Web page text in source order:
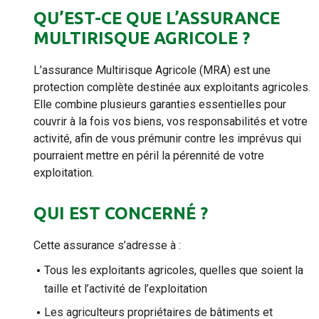
QU’EST-CE QUE L’ASSURANCE
MULTIRISQUE AGRICOLE ?
L’assurance Multirisque Agricole (MRA) est une
protection complète destinée aux exploitants agricoles.
Elle combine plusieurs garanties essentielles pour
couvrir à la fois vos biens, vos responsabilités et votre
activité, afin de vous prémunir contre les imprévus qui
pourraient mettre en péril la pérennité de votre
exploitation.
QUI EST CONCERNÉ ?
Cette assurance s’adresse à :
Tous les exploitants agricoles, quelles que soient la
taille et l’activité de l’exploitation
Les agriculteurs propriétaires de bâtiments et